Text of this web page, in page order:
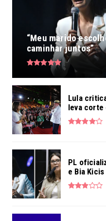
“Meu marido
caminhar juntos”
Lula
leva corte
PL
e Bia